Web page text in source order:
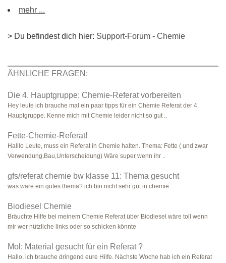
mehr ...
> Du befindest dich hier: Support-Forum - Chemie
ÄHNLICHE FRAGEN:
Die 4. Hauptgruppe: Chemie-Referat vorbereiten
Hey leute ich brauche mal ein paar tipps für ein Chemie Referat der 4.
Hauptgruppe. Kenne mich mit Chemie leider nicht so gut ..
Fette-Chemie-Referat!
Halllo Leute, muss ein Referat in Chemie halten. Thema: Fette ( und zwar
Verwendung,Bau,Unterscheidung) Wäre super wenn ihr ..
gfs/referat chemie bw klasse 11: Thema gesucht
was wäre ein gutes thema? ich bin nicht sehr gut in chemie...
Biodiesel Chemie
Bräuchte Hilfe bei meinem Chemie Referat über Biodiesel wäre toll wenn
mir wer nützliche links oder so schicken könnte
Mol: Material gesucht für ein Referat ?
Hallo, ich brauche dringend eure Hilfe. Nächste Woche hab ich ein Referat